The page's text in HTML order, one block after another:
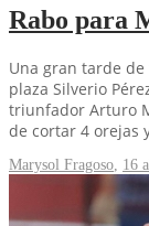
Rabo para
Una gran tarde de
plaza Silverio
triunfador Arturo
de cortar 4 orejas
Marysol Fragoso 16